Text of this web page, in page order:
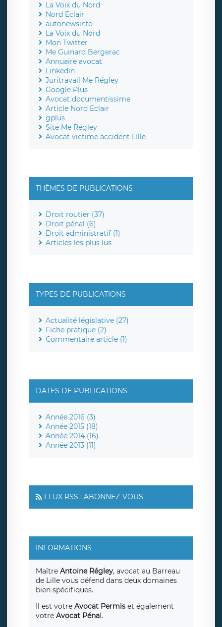
La Voix du Nord
Nord Eclair
autonewsinfo
La Voix du Nord
Mon Twitter
Me Guinard Bergerac
Annuaire avocat
Linkedin
Juritravail Me Régley
Google Plus
Avocat documentissime
Article Nord Eclair
gplus
Site Me Régley
Avocat victime accident LIlle
THÈMES DE PUBLICATIONS
Droit routier (37)
Droit pénal (6)
Droit administratif (1)
Articles les plus lus
TYPES DE PUBLICATIONS
Actualité législative (27)
Fiche pratique (2)
Commentaire article (1)
DATES DE PUBLICATIONS
Année 2016 (3)
Année 2015 (18)
Année 2014 (16)
Année 2013 (11)
FLUX RSS : ABONNEZ-VOUS
INFORMATIONS
Maître Antoine Régley, avocat au Barreau
de Lille vous défend dans deux domaines
bien spécifiques.
Il est votre Avocat Permis et également
votre Avocat Pénal.